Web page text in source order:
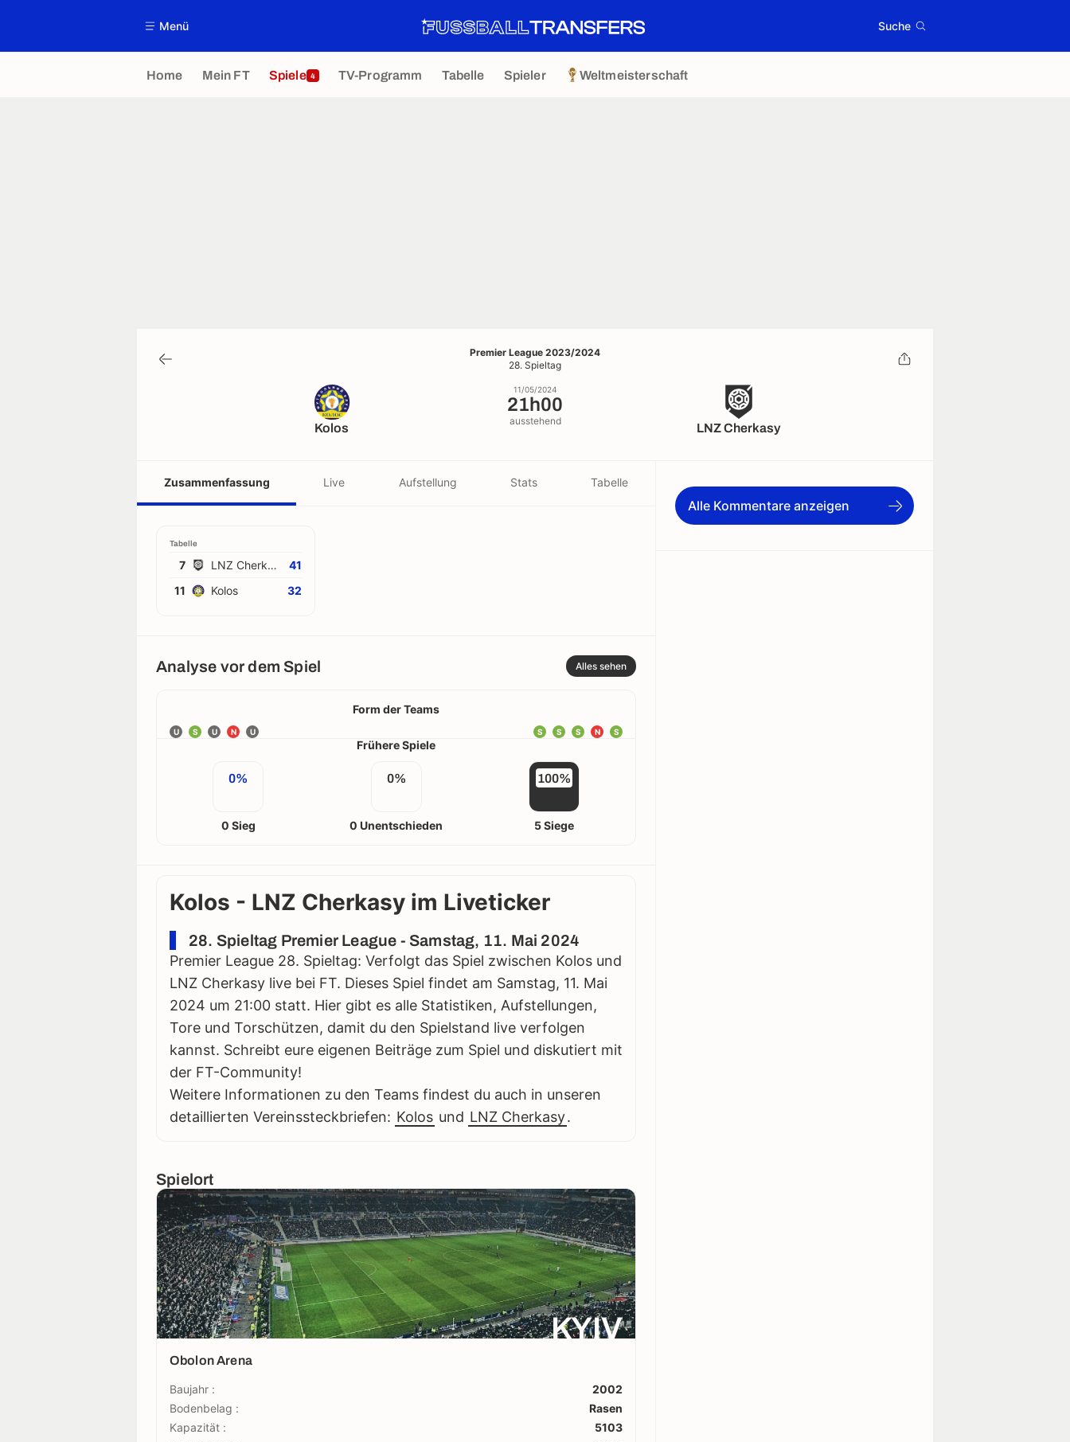
Menü Suche
Home Mein FT Spiele 4 TV-Programm Tabelle Spieler Weltmeisterschaft
Premier League 2023/2024
28. Spieltag
Kolos
11/05/2024
21h00
ausstehend
LNZ Cherkasy
Zusammenfassung Live Aufstellung Stats Tabelle
Tabelle
7 LNZ Cherkasy
41
11
Kolos 32
Analyse vor dem Spiel Alles sehen
Form der Teams
U S U N U S
N
S
S
S
Frühere Spiele
0%
0 Sieg
0%
0 Unentschieden
100%
5 Siege
Kolos - LNZ Cherkasy im Liveticker
28. Spieltag Premier League - Samstag, 11. Mai 2024
Premier League 28. Spieltag: Verfolgt das Spiel zwischen Kolos und
LNZ Cherkasy live bei FT. Dieses Spiel findet am Samstag, 11. Mai
2024 um 21:00 statt. Hier gibt es alle Statistiken, Aufstellungen,
Tore und Torschützen, damit du den Spielstand live verfolgen
kannst. Schreibt eure eigenen Beiträge zum Spiel und diskutiert mit
der FT-Community!
Weitere Informationen zu den Teams findest du auch in unseren
detaillierten Vereinssteckbriefen: Kolos und LNZ Cherkasy.
Spielort
KYIV
Obolon Arena
Baujahr :
2002
Bodenbelag :
Rasen
Kapazität :
5103
Alle Kommentare anzeigen